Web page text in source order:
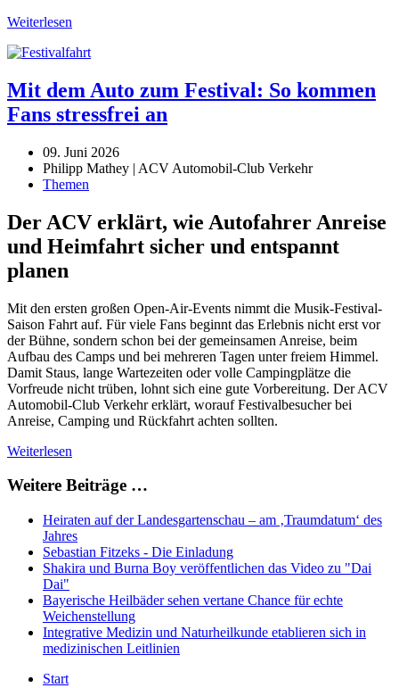
Weiterlesen
Mit dem Auto zum Festival: So kommen
Fans stressfrei an
09. Juni 2026
Philipp Mathey | ACV Automobil-Club Verkehr
Themen
Der ACV erklärt, wie Autofahrer Anreise
und Heimfahrt sicher und entspannt
planen
Mit den ersten großen Open-Air-Events nimmt die Musik-Festival-
Saison Fahrt auf. Für viele Fans beginnt das Erlebnis nicht erst vor
der Bühne, sondern schon bei der gemeinsamen Anreise, beim
Aufbau des Camps und bei mehreren Tagen unter freiem Himmel.
Damit Staus, lange Wartezeiten oder volle Campingplätze die
Vorfreude nicht trüben, lohnt sich eine gute Vorbereitung. Der ACV
Automobil-Club Verkehr erklärt, worauf Festivalbesucher bei
Anreise, Camping und Rückfahrt achten sollten.
Weiterlesen
Weitere Beiträge …
Heiraten auf der Landesgartenschau – am ‚Traumdatum‘ des
Jahres
Sebastian Fitzeks - Die Einladung
Shakira und Burna Boy veröffentlichen das Video zu "Dai
Dai"
Bayerische Heilbäder sehen vertane Chance für echte
Weichenstellung
Integrative Medizin und Naturheilkunde etablieren sich in
medizinischen Leitlinien
Start